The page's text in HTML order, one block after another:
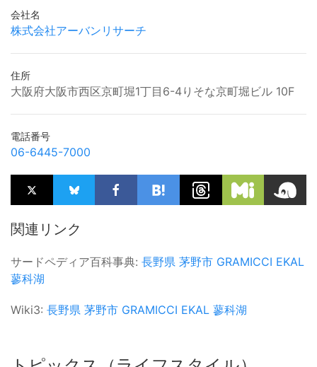
会社名
株式会社アーバンリサーチ
住所
大阪府大阪市西区京町堀1丁目6-4りそな京町堀ビル 10F
電話番号
06-6445-7000
関連リンク
サードペディア百科事典: 長野県 茅野市 GRAMICCI EKAL
蓼科湖
Wiki3: 長野県 茅野市 GRAMICCI EKAL 蓼科湖